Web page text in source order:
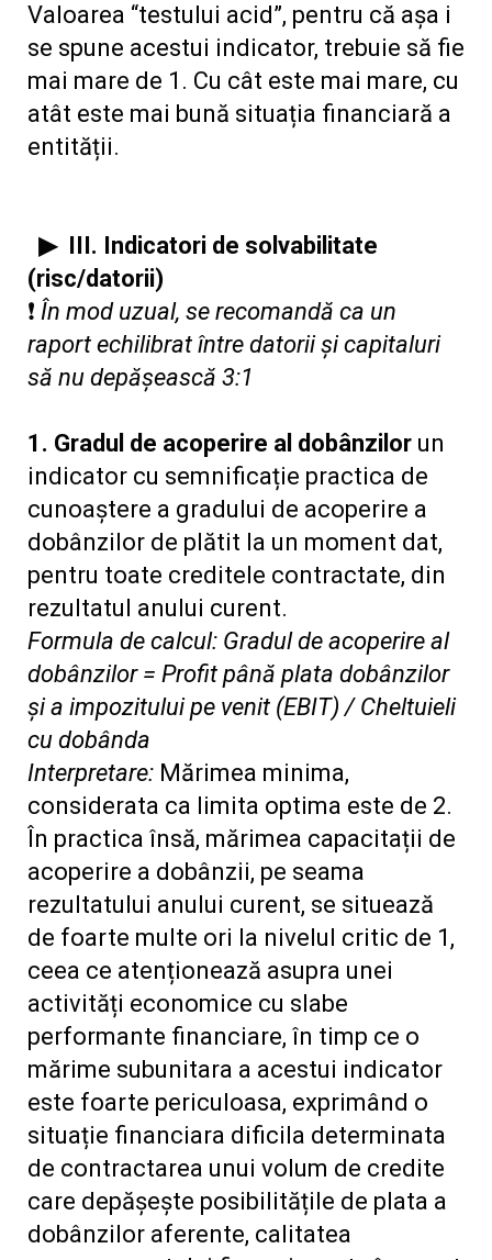
Valoarea “testului acid”, pentru că așa i
se spune acestui indicator, trebuie să fie
mai mare de 1. Cu cât este mai mare, cu
atât este mai bună situația financiară a
entității.
▶
III. Indicatori de solvabilitate
(risc/datorii)
❗ În mod uzual, se recomandă ca un
raport echilibrat între datorii și capitaluri
să nu depășească 3:1
1. Gradul de acoperire al dobânzilor un
indicator cu semnificație practica de
cunoaștere a gradului de acoperire a
dobânzilor de plătit la un moment dat,
pentru toate creditele contractate, din
rezultatul anului curent.
Formula de calcul: Gradul de acoperire al
dobânzilor = Profit până plata dobânzilor
și a impozitului pe venit (EBIT) / Cheltuieli
cu dobânda
Interpretare: Mărimea minima,
considerata ca limita optima este de 2.
În practica însă, mărimea capacitații de
acoperire a dobânzii, pe seama
rezultatului anului curent, se situează
de foarte multe ori la nivelul critic de 1,
ceea ce atenționează asupra unei
activități economice cu slabe
performante financiare, în timp ce o
mărime subunitara a acestui indicator
este foarte periculoasa, exprimând o
situație financiara dificila determinata
de contractarea unui volum de credite
care depășește posibilitățile de plata a
dobânzilor aferente, calitatea